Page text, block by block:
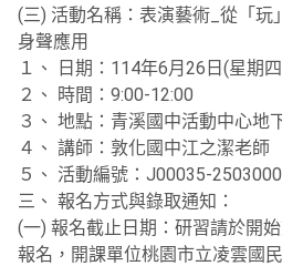
(三) 活動名稱：表演藝術_從「玩
身聲應用
１、 日期：114年6月26日(星期
２、 時間：9:00-12:00
３、 地點：青溪國中活動中心地
４、 講師：敦化國中江之潔老師
５、 活動編號：J00035-
三、 報名方式與錄取通知：
(一) 報名截止日期：研習請於開
報名，開課單位桃園市立凌雲國